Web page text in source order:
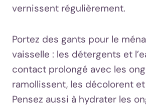
vernissent régulièrement.
Portez des gants pour le
vaisselle : les détergents et
contact prolongé avec les
ramollissent, les décolorent
Pensez aussi à hydrater les